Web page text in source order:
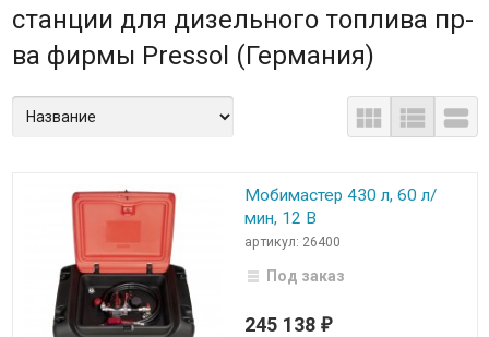
станции для дизельного топлива пр-
ва фирмы Pressol (Германия)
  
Мобимастер 430 л, 60 л/
мин, 12 В
артикул: 26400
Под заказ
245 138 ₽